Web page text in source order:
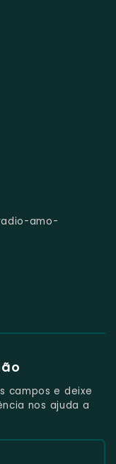
amo-
campos e deixe
nos ajuda a